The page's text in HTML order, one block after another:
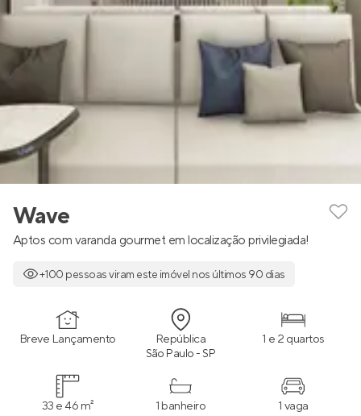
Wave
Aptos com varanda gourmet em localização privilegiada!
+100 pessoas viram este imóvel nos últimos 90 dias
Breve Lançamento República
São Paulo - SP
1 e 2 quartos
33 e 46 m² 1 banheiro 1 vaga